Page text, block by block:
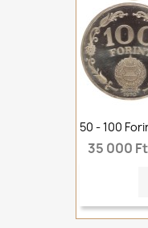
50 - 100
35 000 Ft